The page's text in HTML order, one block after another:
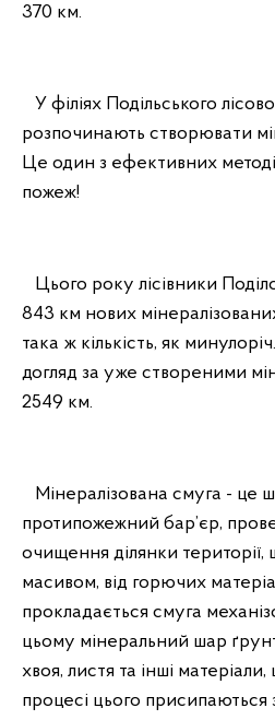
370 км.
У філіях Подільського
розпочинають створювати
Це один з ефективних
пожеж!
Цього року лісівники
843 км нових
така ж кількість, як
догляд за уже створеними
2549 км.
Мінералізована смуга - це
протипожежний бар’єр,
очищення ділянки
масивом, від горючих
прокладається смуга
цьому мінеральний шар
хвоя, листя та інші матеріали,
процесі цього присипаються